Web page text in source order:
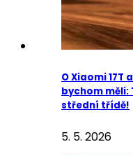
O Xiaomi 17T
bychom měli:
střední třídě!
5. 5. 2026